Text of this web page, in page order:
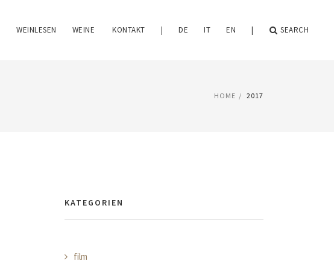
WEINLESEN WEINE KONTAKT | DE IT EN | SEARCH
HOME 2017
KATEGORIEN
film